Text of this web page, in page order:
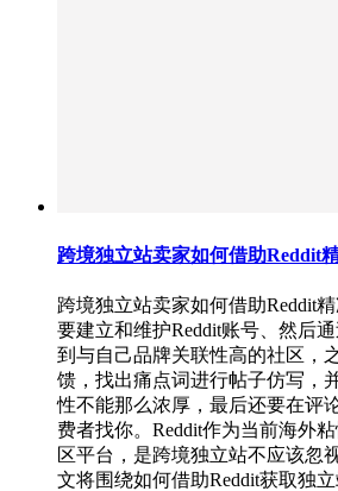
跨境独立站卖家如何借助Reddit
跨境独立站卖家如何借助Reddit
要建立和维护Reddit账号、然后
到与自己品牌关联性高的社区，
馈，找出痛点词进行帖子仿写，
性不能那么浓厚，最后还要在评
费者找你。Reddit作为当前海外
区平台，是跨境独立站不应该忽
文将围绕如何借助Reddit获取独